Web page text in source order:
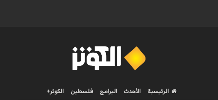
الرئيسية الأحدث البرامج فلسطين الكوثر+